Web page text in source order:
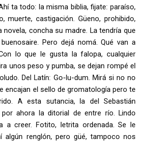
ta todo: la misma biblia, fijate: paraíso,
muerte, castigación. Güeno, prohibido,
novela, concha su madre. La tendría que
Pero dejá nomá. Qué van a
lo que le gusta la falopa, cualquier
unos peso y pumba, se dejan rompé el
Del Latín: Go-lu-dum. Mirá si no no
encajan el sello de gromatología pero te
A esta sutancia, la del Sebastián
ahora la ditorial de entre río. Lindo
a creer. Fotito, letrita ordenada. Se le
algún renglón, pero güé, tampoco nos